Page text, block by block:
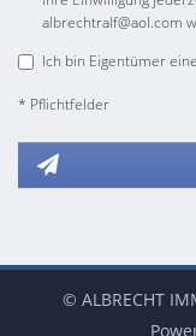
albrechtralf@aol.com
Ich bin Eigentümer
* Pflichtfelder
© ALBRECHT